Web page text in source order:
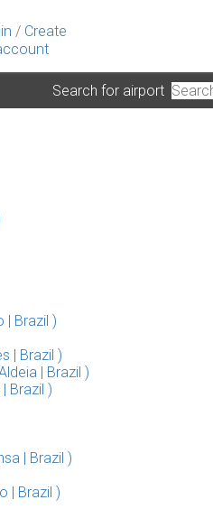
/ Create
Search for airport
| Brazil )
| Brazil )
| Brazil )
Brazil )
| Brazil )
| Brazil )